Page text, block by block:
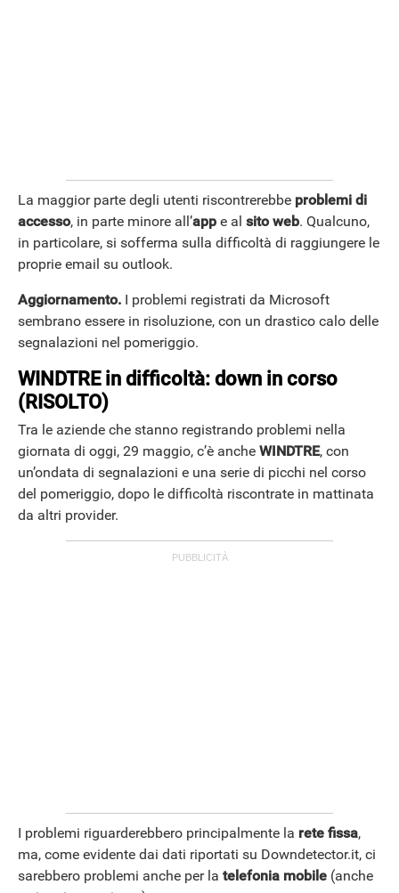
La maggior parte degli utenti riscontrerebbe problemi di
accesso, in parte minore all’app e al sito web. Qualcuno,
in particolare, si sofferma sulla difficoltà di raggiungere le
proprie email su outlook.
Aggiornamento. I problemi registrati da Microsoft
sembrano essere in risoluzione, con un drastico calo delle
segnalazioni nel pomeriggio.
WINDTRE in difficoltà: down in corso
(RISOLTO)
Tra le aziende che stanno registrando problemi nella
giornata di oggi, 29 maggio, c’è anche WINDTRE, con
un’ondata di segnalazioni e una serie di picchi nel corso
del pomeriggio, dopo le difficoltà riscontrate in mattinata
da altri provider.
I problemi riguarderebbero principalmente la rete fissa,
ma, come evidente dai dati riportati su Downdetector.it, ci
sarebbero problemi anche per la telefonia mobile (anche